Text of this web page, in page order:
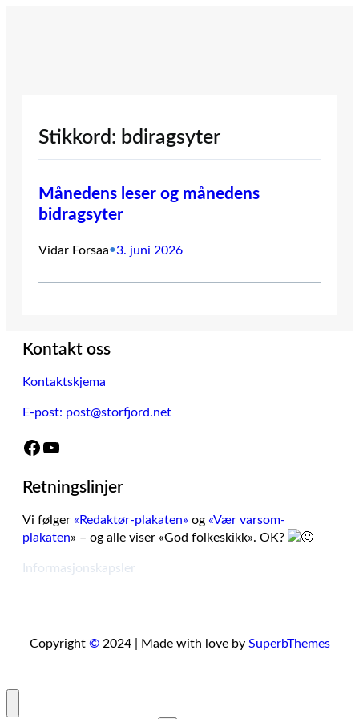
Stikkord: bdiragsyter
Månedens leser og månedens
bidragsyter
Vidar Forsaa•3. juni 2026
Kontakt oss
Kontaktskjema
E-post: post@storfjord.net
Facebook YouTube
Retningslinjer
Vi følger «Redaktør-plakaten» og «Vær varsom-
plakaten» – og alle viser «God folkeskikk». OK?
Informasjonskapsler
Copyright ©2024 | Made with love by SuperbThemes